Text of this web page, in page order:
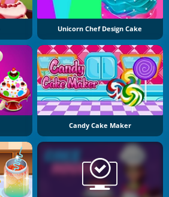
Unicorn Chef Design Cake
Candy Cake Maker